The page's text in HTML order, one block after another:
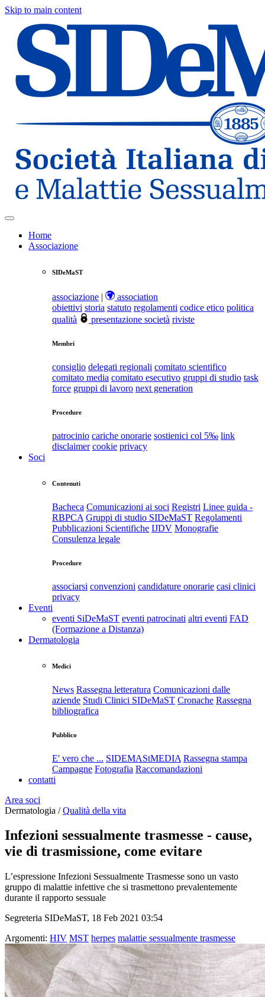
Skip to main content
Home
Associazione
SIDeMaST
associazione |
association
obiettivi storia statuto regolamenti codice etico politica
qualità
presentazione società riviste
Membri
consiglio delegati regionali comitato scientifico
comitato media comitato esecutivo gruppi di studio task
force gruppi di lavoro next generation
Procedure
patrocinio cariche onorarie sostienici col 5‰ link
disclaimer cookie privacy
Soci
Contenuti
Bacheca Comunicazioni ai soci Registri Linee guida -
RBPCA Gruppi di studio SIDeMaST Regolamenti
Pubblicazioni Scientifiche IJDV Monografie
Consulenza legale
Procedure
associarsi convenzioni candidature onorarie casi clinici
privacy
Eventi
eventi SiDeMaST eventi patrocinati altri eventi FAD
(Formazione a Distanza)
Dermatologia
Medici
News Rassegna letteratura Comunicazioni dalle
aziende Studi Clinici SIDeMaST Cronache Rassegna
bibliografica
Pubblico
E' vero che ... SIDEMAStMEDIA Rassegna stampa
Campagne Fotografia Raccomandazioni
contatti
Area soci
Dermatologia /Qualità della vita
Infezioni sessualmente trasmesse - cause,
vie di trasmissione, come evitare
L’espressione Infezioni Sessualmente Trasmesse sono un vasto
gruppo di malattie infettive che si trasmettono prevalentemente
durante il rapporto sessuale
Segreteria SIDeMaST, 18 Feb 2021 03:54
Argomenti: HIV MST herpes malattie sessualmente trasmesse